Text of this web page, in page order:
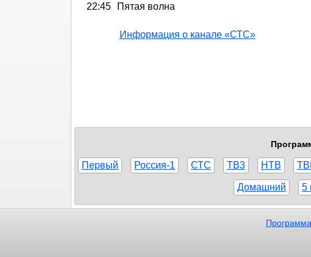
22:45
Пятая волна
Информация о канале «СТС»
Первый Россия-1 СТС ТВ3 НТВ
Домашний 5
Программа